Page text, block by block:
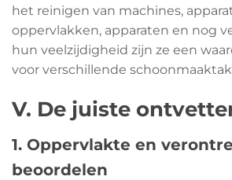
het reinigen van machines,
oppervlakken, apparaten en nog
hun veelzijdigheid zijn ze een
voor verschillende
V. De juiste
1. Oppervlakte en
beoordelen